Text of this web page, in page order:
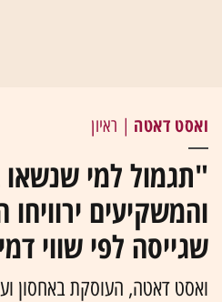
ואסט דאטה | ראיון
"תגמול למי
והמשקיעים
שגייסה לפי שווי